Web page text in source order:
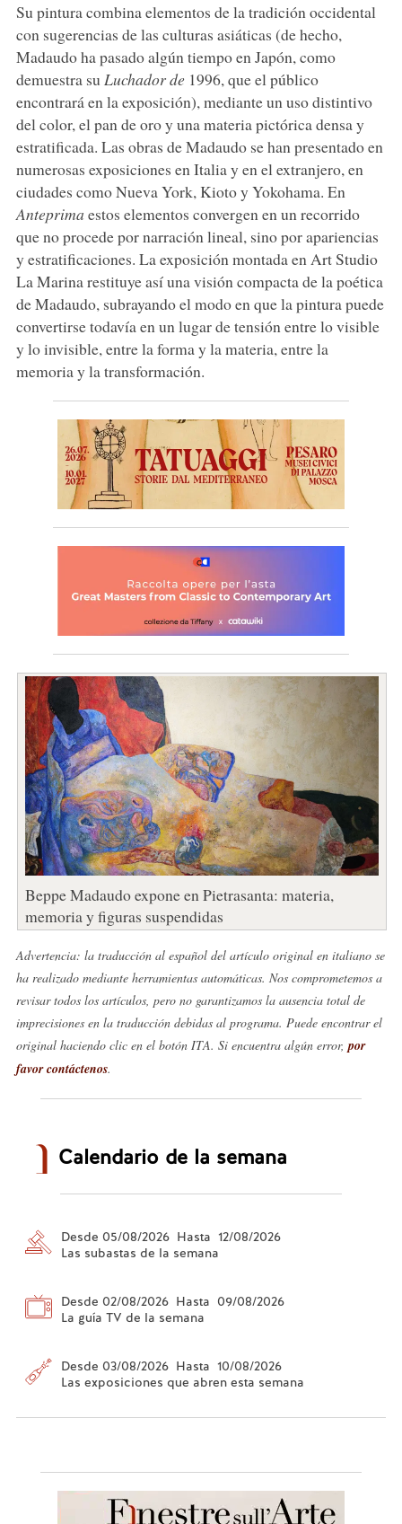
Su pintura combina elementos de la tradición occidental
con sugerencias de las culturas asiáticas (de hecho,
Madaudo ha pasado algún tiempo en Japón, como
demuestra suLuchador de 1996, que el público
encontrará en la exposición), mediante un uso distintivo
del color, el pan de oro y una materia pictórica densa y
estratificada. Las obras de Madaudo se han presentado en
numerosas exposiciones en Italia y en el extranjero, en
ciudades como Nueva York, Kioto y Yokohama. En
Anteprima estos elementos convergen en un recorrido
que no procede por narración lineal, sino por apariencias
y estratificaciones. La exposición montada en Art Studio
La Marina restituye así una visión compacta de la poética
de Madaudo, subrayando el modo en que la pintura puede
convertirse todavía en un lugar de tensión entre lo visible
y lo invisible, entre la forma y la materia, entre la
memoria y la transformación.
Beppe Madaudo expone en Pietrasanta: materia,
memoria y figuras suspendidas
Advertencia: la traducción al español del artículo original en italiano se
ha realizado mediante herramientas automáticas. Nos comprometemos a
revisar todos los artículos, pero no garantizamos la ausencia total de
imprecisiones en la traducción debidas al programa. Puede encontrar el
original haciendo clic en el botón ITA. Si encuentra algún error,por
favor contáctenos.
Calendario de la semana
Desde 05/08/2026 Hasta 12/08/2026
Las subastas de la semana
Desde 02/08/2026 Hasta 09/08/2026
La guía TV de la semana
Desde 03/08/2026 Hasta 10/08/2026
Las exposiciones que abren esta semana